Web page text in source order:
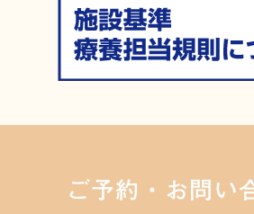
分
駐車場：4台
診療時間：09:30-
も、できるだけ事前の
また、お子様の受け口
大人になる前(乳幼児期)
です。
ります。
しています！
最新の知識と技術を学
ンセリングや予防処置
✎*┈┈┈┈┈┈┈┈┈┈┈
2026/07/29
栗原歯科は、朝霞市の
ご予約・お問い